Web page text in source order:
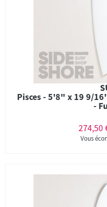
Pisces - 5'8" x 19 9/
-
274,50
Vous